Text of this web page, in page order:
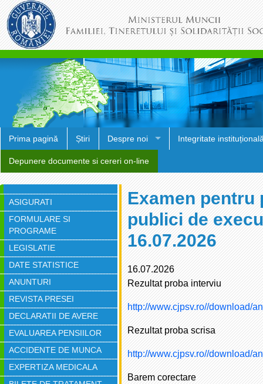
Prima pagină Știri Despre noi Integritate
Depunere documente si cereri on-line
ASIGURATI
FORMULARE SI
PROGRAME
LEGISLATIE
DATE STATISTICE
ANUNTURI
REVISTA PRESEI
DECLARATII DE AVERE
EVALUAREA PENSIILOR
ACCIDENTE DE MUNCA
EXPERTIZA MEDICALA
Examen
publici de
16.07.2026
16.07.2026
Rezultat proba interviu
http://www.cjpsv.ro//download/
Rezultat proba scrisa
http://www.cjpsv.ro//download/
Barem corectare